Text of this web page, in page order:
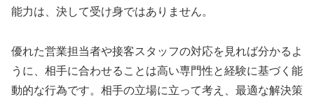
能力は、決して受け身ではありません。
優れた営業担当者や接客スタッフの対応を見れば分かるよ
うに、相手に合わせることは高い専門性と経験に基づく能
動的な行為です。相手の立場に立って考え、最適な解決策